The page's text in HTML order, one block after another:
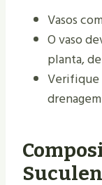
Vasos
O vaso
planta,
Verifique